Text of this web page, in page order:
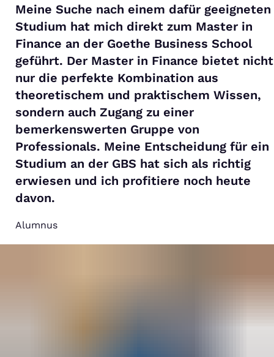
Meine Suche nach einem dafür geeigneten
Studium hat mich direkt zum Master in
Finance an der Goethe Business School
geführt. Der Master in Finance bietet nicht
nur die perfekte Kombination aus
theoretischem und praktischem Wissen,
sondern auch Zugang zu einer
bemerkenswerten Gruppe von
Professionals. Meine Entscheidung für ein
Studium an der GBS hat sich als richtig
erwiesen und ich profitiere noch heute
davon.
Alumnus